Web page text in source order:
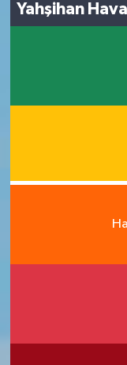
Yahşihan